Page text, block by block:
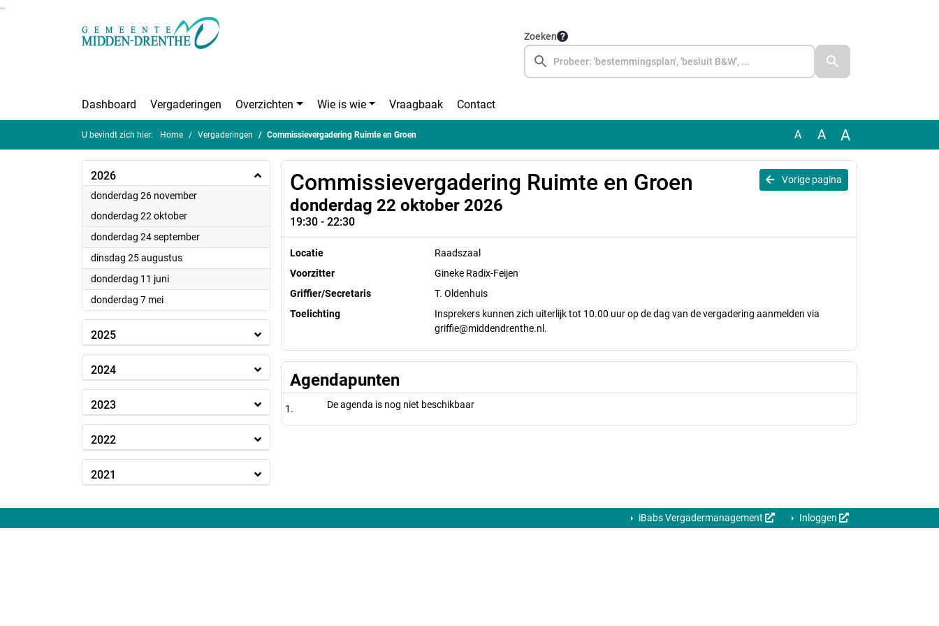
Zoeken
Dashboard Vergaderingen Overzichten Wie is wie Vraagbaak Contact
U bevindt zich hier: Home Vergaderingen Commissievergadering Ruimte en Groen A A A
2026
donderdag 26 november2026
donderdag 22 oktober2026
donderdag 24 september2026
dinsdag 25 augustus2026
donderdag 11 juni2026
donderdag 7 mei2026
2025
2024
2023
2022
2021
Vorige pagina
Commissievergadering Ruimte en Groen
donderdag 22 oktober 2026
19:30 - 22:30
Locatie
Raadszaal
Voorzitter
Gineke Radix-Feijen
Griffier/Secretaris
T. Oldenhuis
Toelichting
Insprekers kunnen zich uiterlijk tot 10.00 uur op de dag van de vergadering aanmelden via
griffie@middendrenthe.nl.
Agendapunten
De agenda is nog niet beschikbaar
iBabs Vergadermanagement Inloggen